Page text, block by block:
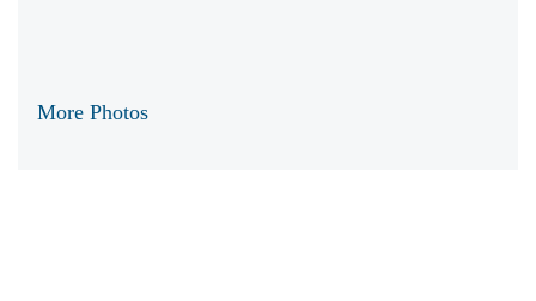
More Photos